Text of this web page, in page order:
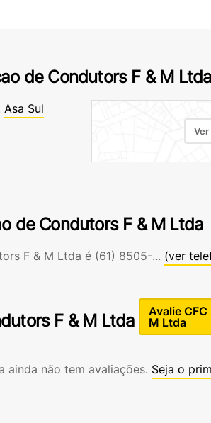
de Condutors F & M Ltda
Asa Sul
Ver
de Condutors F & M Ltda
F & M Ltda é (61) 8505-... (ver
F & M Ltda
Avalie
M Ltda
ainda não tem avaliações. Seja o